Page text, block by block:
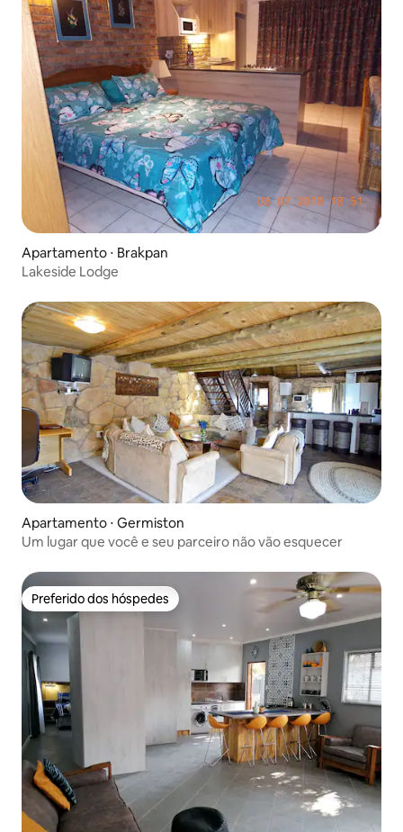
Apartamento ⋅ Brakpan
Lakeside Lodge
Apartamento ⋅ Germiston
Um lugar que você e seu parceiro não vão esquecer
Preferido dos hóspedes
Preferido dos hóspedes